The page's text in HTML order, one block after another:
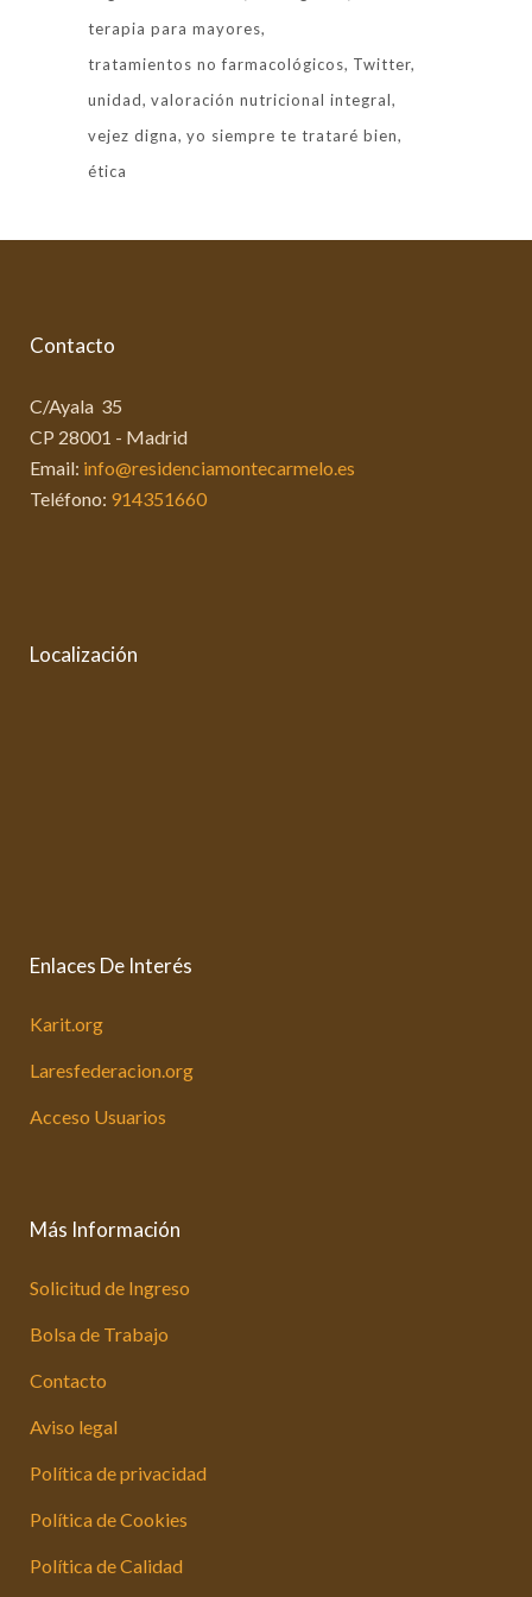
terapia para mayores
tratamientos no farmacológicos Twitter
unidad valoración nutricional integral
vejez digna yo siempre te trataré bien
ética
Contacto
C/Ayala 35
CP 28001 - Madrid
Email: info@residenciamontecarmelo.es
Teléfono: 914351660
Localización
Enlaces De Interés
Karit.org
Laresfederacion.org
Acceso Usuarios
Más Información
Solicitud de Ingreso
Bolsa de Trabajo
Contacto
Aviso legal
Política de privacidad
Política de Cookies
Política de Calidad